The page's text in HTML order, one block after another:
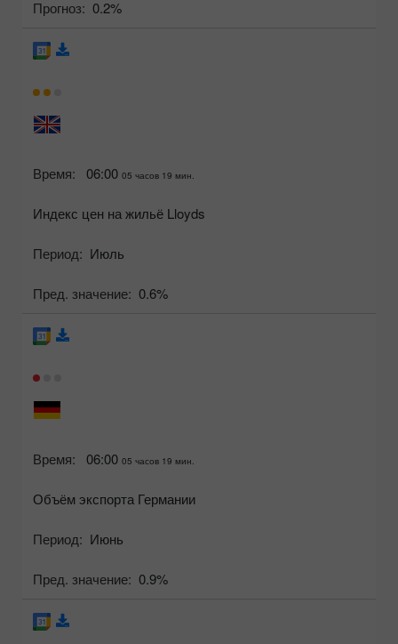
Прогноз: 0.2%
Время: 06:00 05 часов 19 мин.
Индекс цен на жильё Lloyds
Период: Июль
Пред. значение: 0.6%
Время: 06:00 05 часов 19 мин.
Объём экспорта Германии
Период: Июнь
Пред. значение: 0.9%